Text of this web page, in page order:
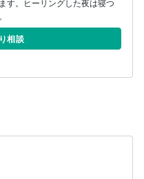
す。ヒーリングした夜は寝つ
相談